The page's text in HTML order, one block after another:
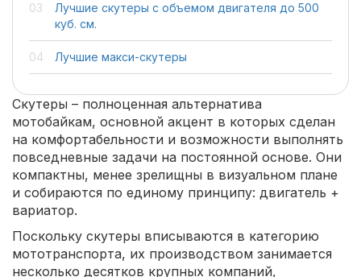
Лучшие скутеры с объемом двигателя до 500
куб. см.
Лучшие макси-скутеры
Скутеры – полноценная альтернатива
мотобайкам, основной акцент в которых сделан
на комфортабельности и возможности выполнять
повседневные задачи на постоянной основе. Они
компактны, менее зрелищны в визуальном плане
и собираются по единому принципу: двигатель +
вариатор.
Поскольку скутеры вписываются в категорию
мототранспорта, их производством занимается
несколько десятков крупных компаний,